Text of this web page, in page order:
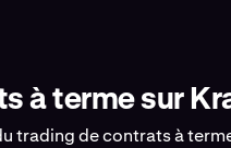
à terme sur
trading de contrats à